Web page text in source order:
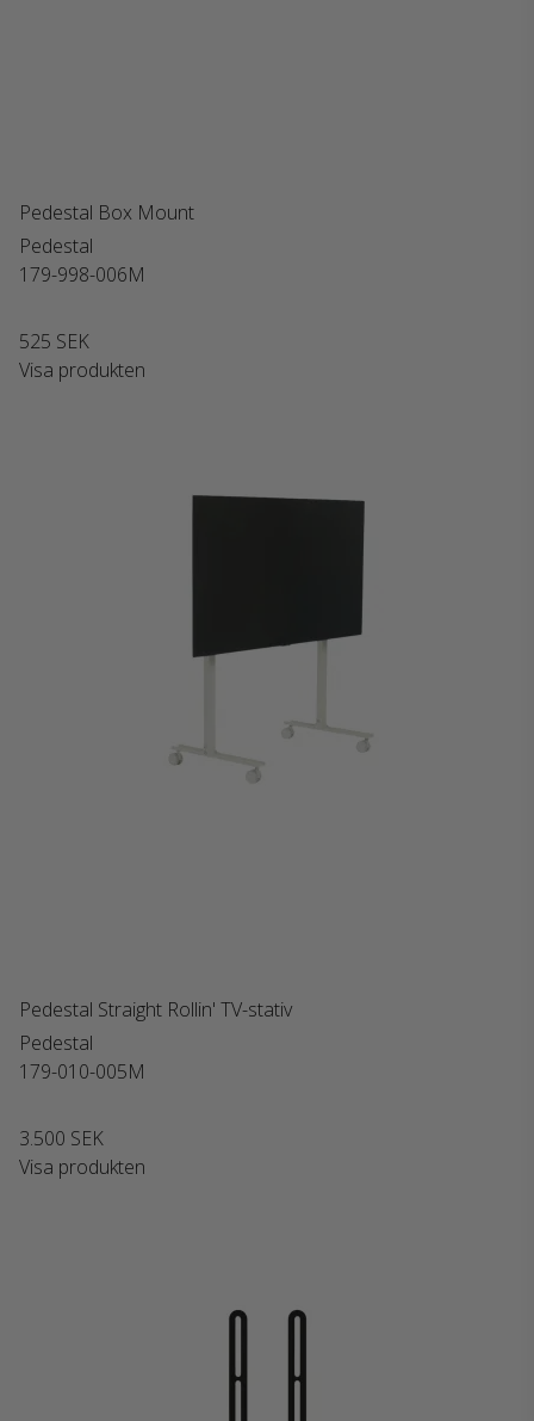
Pedestal Box Mount
Pedestal
179-998-006M
525 SEK
Visa produkten
Pedestal Straight Rollin' TV-stativ
Pedestal
179-010-005M
3.500 SEK
Visa produkten